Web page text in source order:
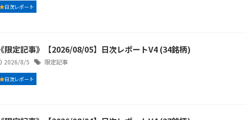
日次レポート
《限定記事》【2026/08/05】日次レポートV4 (34銘柄)
2026/8/5 限定記事
日次レポート